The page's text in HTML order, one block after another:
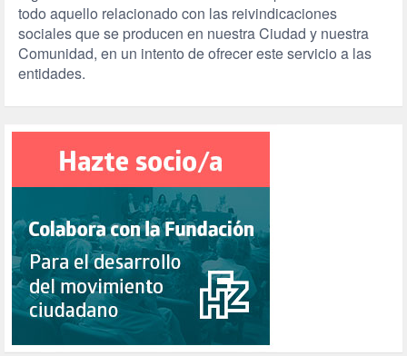
todo aquello relacionado con las reivindicaciones
sociales que se producen en nuestra Ciudad y nuestra
Comunidad, en un intento de ofrecer este servicio a las
entidades.